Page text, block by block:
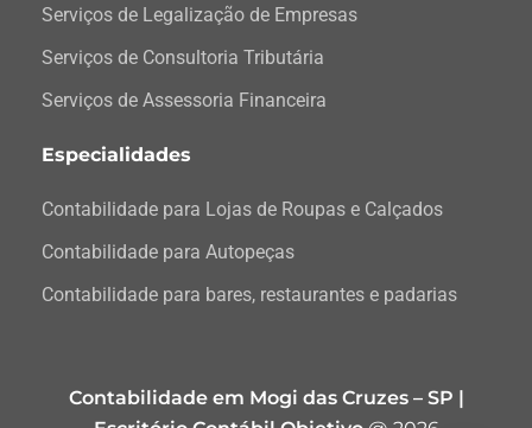
Serviços de Legalização de Empresas
Serviços de Consultoria Tributária
Serviços de Assessoria Financeira
Especialidades
Contabilidade para Lojas de Roupas e Calçados
Contabilidade para Autopeças
Contabilidade para bares, restaurantes e padarias
Contabilidade em Mogi das Cruzes – SP |